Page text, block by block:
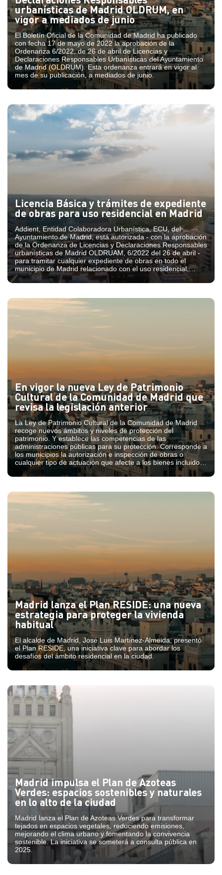
urbanísticas de Madrid OLDRUM, en
vigor a mediados de junio
El Boletín Oficial de la Comunidad de Madrid ha publicado
con fecha 17 de mayo de 2022 la aprobación de la
Ordenanza 6/2022, de 26 de abril de Licencias y
Declaraciones Responsables Urbanísticas del Ayuntamiento
de Madrid (OLDRUM). Esta ordenanza entrará en vigor al
mes de su publicación, a mediados de junio.
Licencia Básica y trámites de expediente
de obras para uso residencial en Madrid
Addient, Entidad Colaboradora Urbanística, ECU, del
Ayuntamiento de Madrid, está autorizada - con la aprobación
de la Ordenanza de Licencias y Declaraciones Responsables
urbanísticas de Madrid OLDRUAM, 6/2022 del 26 de abril -
para tramitar cualquier expediente de obras en todo el
municipio de Madrid relacionado con el uso residencial,
incluída la licencia básica y posterior licencia urbanística.
En vigor la nueva Ley de Patrimonio
Cultural de la Comunidad de Madrid que
revisa la legislación anterior
La Ley de Patrimonio Cultural de la Comunidad de Madrid
recoge nuevos ámbitos y niveles de protección del
patrimonio. Y establece las competencias de las
administraciones públicas para su protección. Corresponde a
los municipios la autorización e inspección de obras o
cualquier tipo de actuación que afecte a los bienes incluidos
en los catálogos de bienes y espacios protegidos.
Madrid lanza el Plan RESIDE: una nueva
estrategia para proteger la vivienda
habitual
El alcalde de Madrid, José Luis Martínez-Almeida, presentó
el Plan RESIDE, una iniciativa clave para abordar los
desafíos del ámbito residencial en la ciudad.
Madrid impulsa el Plan de Azoteas
Verdes: espacios sostenibles y naturales
en lo alto de la ciudad
Madrid lanza el Plan de Azoteas Verdes para transformar
tejados en espacios vegetales, reduciendo emisiones,
mejorando el clima urbano y fomentando la convivencia
sostenible. La iniciativa se someterá a consulta pública en
2025.